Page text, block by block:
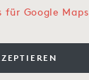
für Google Maps